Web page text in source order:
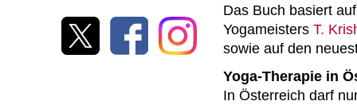
Das Buch basiert
Yogameisters T.
sowie auf den
Yoga-Therapie in
In Österreich darf